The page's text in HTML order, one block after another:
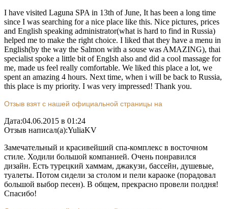
I have visited Laguna SPA in 13th of June, It has been a long time
since I was searching for a nice place like this. Nice pictures, prices
and English speaking administrator(what is hard to find in Russia)
helped me to make the right choice. I liked that they have a menu in
English(by the way the Salmon with a souse was AMAZING), thai
specialist spoke a little bit of Englsh also and did a cool massage for
me, made us feel really comfortable. We liked this place a lot, we
spent an amazing 4 hours. Next time, when i will be back to Russia,
this place is my priority. I was very impressed! Thank you.
Отзыв взят с нашей официальной страницы на
Дата:04.06.2015 в 01:24
Отзыв написал(а):YuliaKV
Замечательный и красивейший спа-комплекс в восточном
стиле. Ходили большой компанией. Очень понравился
дизайн. Есть турецкий хаммам, джакузи, бассейн, душевые,
туалеты. Потом сидели за столом и пели караоке (порадовал
большой выбор песен). В общем, прекрасно провели полдня!
Спасибо!